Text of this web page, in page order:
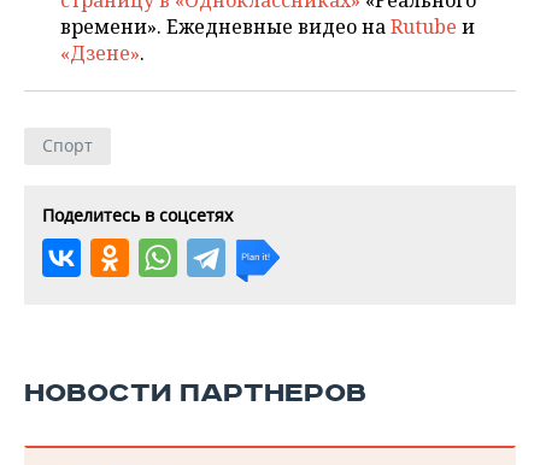
времени». Ежедневные видео наRutube и
«Дзене».
Спорт
Поделитесь в соцсетях
НОВОСТИ ПАРТНЕРОВ